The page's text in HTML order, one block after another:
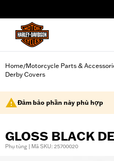
Home/Motorcycle Parts &
Derby Covers
Đảm bảo phần này phù hợp
GLOSS BLACK
Phụ tùng | Mã SKU: 25700020